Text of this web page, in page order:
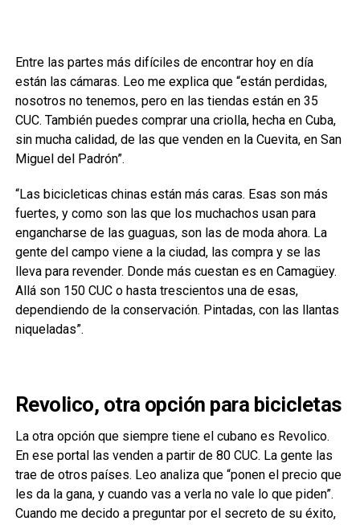
Entre las partes más difíciles de encontrar hoy en día
están las cámaras. Leo me explica que “están perdidas,
nosotros no tenemos, pero en las tiendas están en 35
CUC. También puedes comprar una criolla, hecha en Cuba,
sin mucha calidad, de las que venden en la Cuevita, en San
Miguel del Padrón”.
“Las bicicleticas chinas están más caras. Esas son más
fuertes, y como son las que los muchachos usan para
engancharse de las guaguas, son las de moda ahora. La
gente del campo viene a la ciudad, las compra y se las
lleva para revender. Donde más cuestan es en Camagüey.
Allá son 150 CUC o hasta trescientos una de esas,
dependiendo de la conservación. Pintadas, con las llantas
niqueladas”.
Revolico, otra opción para bicicletas
La otra opción que siempre tiene el cubano es Revolico.
En ese portal las venden a partir de 80 CUC. La gente las
trae de otros países. Leo analiza que “ponen el precio que
les da la gana, y cuando vas a verla no vale lo que piden”.
Cuando me decido a preguntar por el secreto de su éxito,